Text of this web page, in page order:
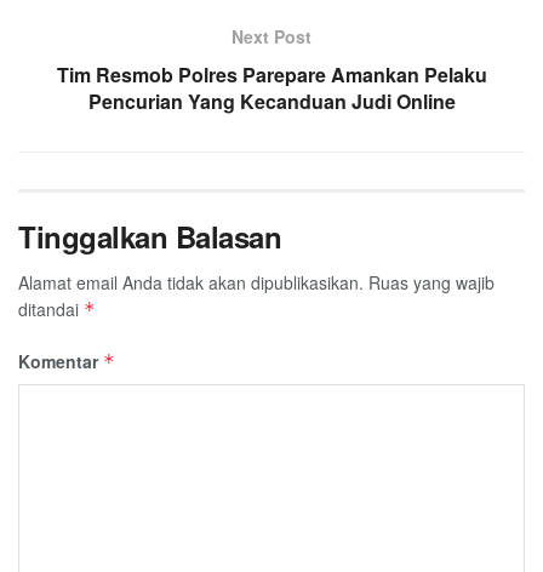
Next Post
Tim Resmob Polres Parepare Amankan Pelaku
Pencurian Yang Kecanduan Judi Online
Tinggalkan Balasan
Alamat email Anda tidak akan dipublikasikan. Ruas yang wajib
ditandai *
Komentar *